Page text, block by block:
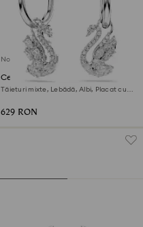
Nou
Cercei cu drop Swan
Tăieturi mixte, Lebădă, Albi, Placat cu
629 RON